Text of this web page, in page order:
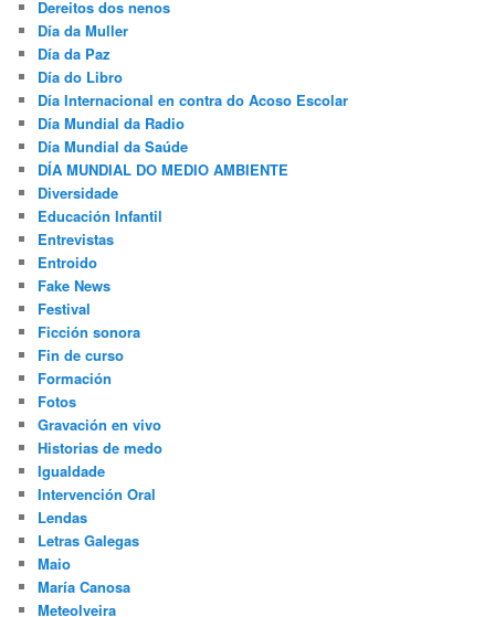
Dereitos dos nenos
Día da Muller
Día da Paz
Día do Libro
Día Internacional en contra do Acoso Escolar
Día Mundial da Radio
Día Mundial da Saúde
DÍA MUNDIAL DO MEDIO AMBIENTE
Diversidade
Educación Infantil
Entrevistas
Entroido
Fake News
Festival
Ficción sonora
Fin de curso
Formación
Fotos
Gravación en vivo
Historias de medo
Igualdade
Intervención Oral
Lendas
Letras Galegas
Maio
María Canosa
Meteolveira